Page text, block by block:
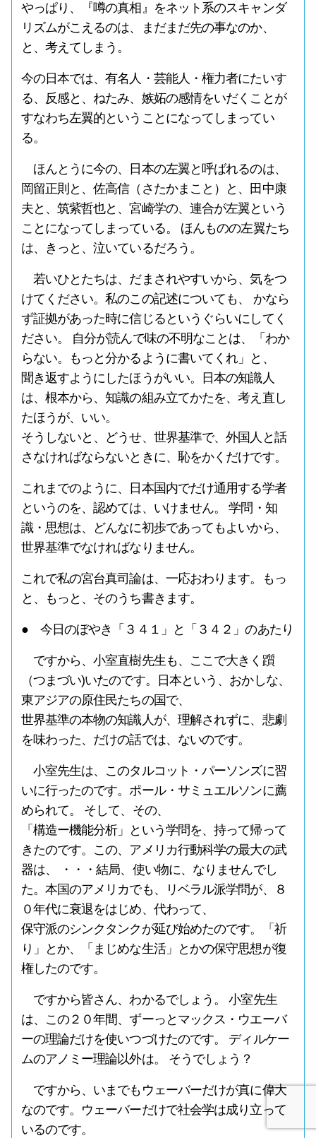
やっぱり、『噂の真相』をネット系のスキャンダ
リズムがこえるのは、まだまだ先の事なのか、
と、考えてしまう。
今の日本では、有名人・芸能人・権力者にたいす
る、反感と、ねたみ、嫉妬の感情をいだくことが
すなわち左翼的ということになってしまってい
る。
ほんとうに今の、日本の左翼と呼ばれるのは、
岡留正則と、佐高信（さたかまこと）と、田中康
夫と、筑紫哲也と、宮崎学の、連合が左翼という
ことになってしまっている。 ほんものの左翼たち
は、きっと、泣いているだろう。
若いひとたちは、だまされやすいから、気をつ
けてください。私のこの記述についても、 かなら
ず証拠があった時に信じるというぐらいにしてく
ださい。 自分が読んで味の不明なことは、「わか
らない。もっと分かるように書いてくれ」と、
聞き返すようにしたほうがいい。日本の知識人
は、根本から、知識の組み立てかたを、考え直し
たほうが、いい。
そうしないと、どうせ、世界基準で、外国人と話
さなければならないときに、恥をかくだけです。
これまでのように、日本国内でだけ通用する学者
というのを、認めては、いけません。 学問・知
識・思想は、どんなに初歩であってもよいから、
世界基準でなければなりません。
これで私の宮台真司論は、一応おわります。もっ
と、もっと、そのうち書きます。
● 今日のぼやき「３４１」と「３４２」のあたり
ですから、小室直樹先生も、ここで大きく躓
（つまづい)いたのです。日本という、おかしな、
東アジアの原住民たちの国で、
世界基準の本物の知識人が、理解されずに、悲劇
を味わった、だけの話では、ないのです。
小室先生は、このタルコット・パーソンズに習
いに行ったのです。ポール・サミュエルソンに薦
められて。 そして、その、
「構造ー機能分析」という学問を、持って帰って
きたのです。この、アメリカ行動科学の最大の武
器は、 ・・・結局、使い物に、なりませんでし
た。本国のアメリカでも、リベラル派学問が、８
０年代に衰退をはじめ、代わって、
保守派のシンクタンクが延び始めたのです。「祈
り」とか、「まじめな生活」とかの保守思想が復
権したのです。
ですから皆さん、わかるでしょう。 小室先生
は、この２０年間、ずーっとマックス・ウエーバ
ーの理論だけを使いつづけたのです。 ディルケー
ムのアノミー理論以外は。 そうでしょう？
ですから、いまでもウェーバーだけが真に偉大
なのです。ウェーバーだけで社会学は成り立って
いるのです。